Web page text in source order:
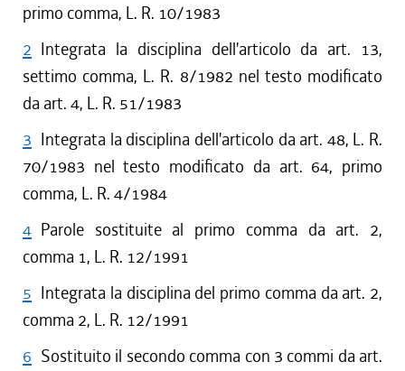
primo comma, L. R. 10/1983
2 Integrata la disciplina dell'articolo da art. 13,
settimo comma, L. R. 8/1982 nel testo modificato
da art. 4, L. R. 51/1983
3 Integrata la disciplina dell'articolo da art. 48, L. R.
70/1983 nel testo modificato da art. 64, primo
comma, L. R. 4/1984
4 Parole sostituite al primo comma da art. 2,
comma 1, L. R. 12/1991
5 Integrata la disciplina del primo comma da art. 2,
comma 2, L. R. 12/1991
6 Sostituito il secondo comma con 3 commi da art.